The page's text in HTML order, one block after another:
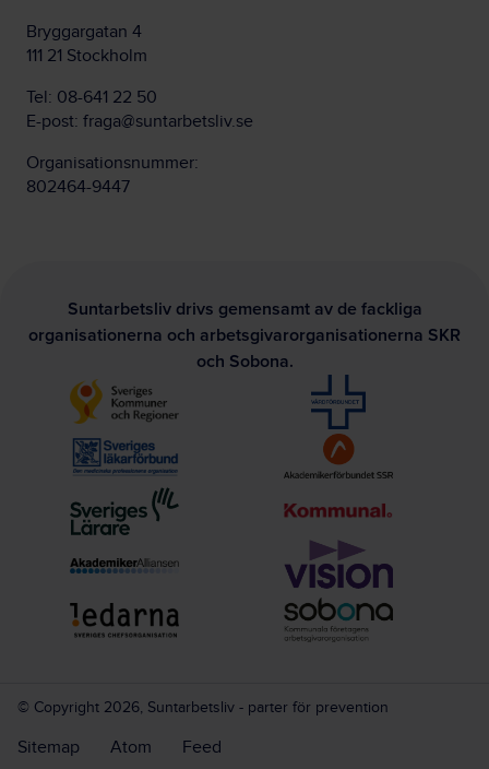
Bryggargatan 4
111 21 Stockholm
Tel: 08-641 22 50
E-post: fraga@suntarbetsliv.se
Organisationsnummer:
802464-9447
Suntarbetsliv drivs gemensamt av de fackliga
organisationerna och arbetsgivarorganisationerna SKR
och Sobona.
© Copyright 2026, Suntarbetsliv - parter för prevention
Sitemap Atom Feed